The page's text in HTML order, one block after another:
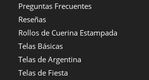
Preguntas Frecuentes
Reseñas
Rollos de Cuerina Estampada
Telas Básicas
Telas de Argentina
Telas de Fiesta